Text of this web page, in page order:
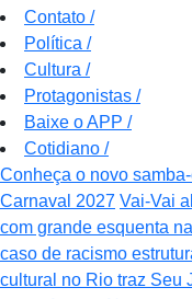
Contato /
Política /
Cultura /
Protagonistas /
Baixe o APP /
Cotidiano /
Conheça o novo
Carnaval 2027 Vai-Vai
com grande esquenta
caso de racismo
cultural no Rio traz Seu